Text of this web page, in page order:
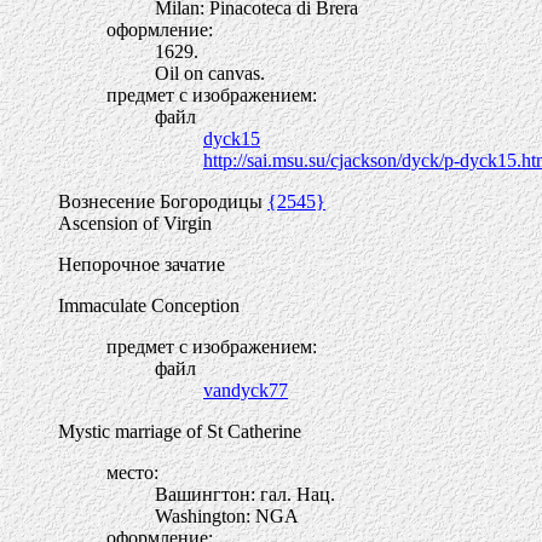
Milan: Pinacoteca di Brera
оформление:
1629.
Oil on canvas.
предмет с изображением:
файл
dyck15
http://sai.msu.su/cjackson/dyck/p-
Вознесение Богородицы{2545}
Ascension of Virgin
Непорочное зачатие
Immaculate Conception
предмет с изображением:
файл
vandyck77
Mystic marriage of St Catherine
место:
Вашингтон: гал. Нац.
Washington: NGA
оформление: